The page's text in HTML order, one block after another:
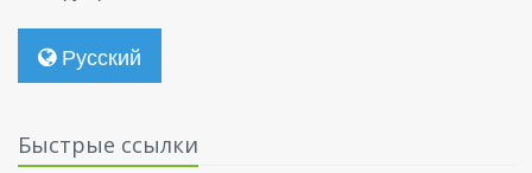
Русский
Быстрые ссылки